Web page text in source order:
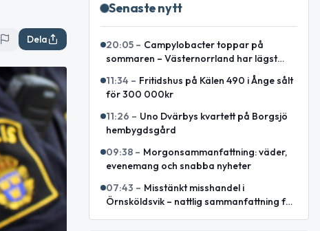
Dela
Senaste nytt
20:05 – Campylobacter toppar på
sommaren – Västernorrland har lägst
11:34 – Fritidshus på Kälen 490 i Ånge sålt
för 300 000kr
11:26 – Uno Dvärbys kvartett på Borgsjö
hembygdsgård
09:38 – Morgonsammanfattning: väder,
evenemang och snabba nyheter
07:43 – Misstänkt misshandel i
Örnsköldsvik – nattlig sammanfattning för